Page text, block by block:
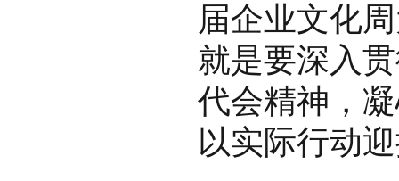
届企业文化
就是要深入
代会精神，
以实际行动